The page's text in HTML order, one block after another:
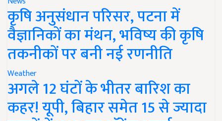
कृषि अनुसंधान परिसर, पटना में
वैज्ञानिकों का मंथन, भविष्य की कृषि
तकनीकों पर बनी नई रणनीति
Weather
अगले 12 घंटों के भीतर बारिश का
कहर! यूपी, बिहार समेत 15 से ज्यादा